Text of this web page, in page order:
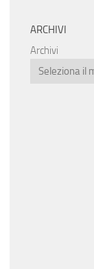
ARCHIVI
Archivi